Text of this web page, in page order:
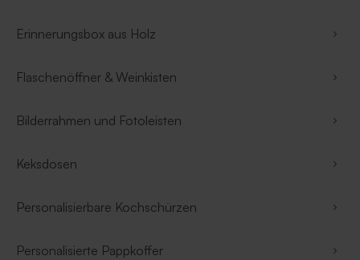
Erinnerungsbox aus Holz
Flaschenöffner & Weinkisten
Bilderrahmen und Fotoleisten
Keksdosen
Personalisierbare Kochschürzen
Personalisierte Pappkoffer